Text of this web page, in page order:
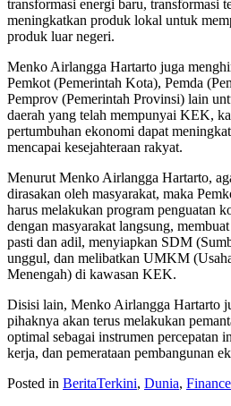
transformasi energi baru, transformasi
meningkatkan produk lokal untuk
produk luar negeri.
Menko Airlangga Hartarto juga
Pemkot (Pemerintah Kota), Pemda
Pemprov (Pemerintah Provinsi) lain
daerah yang telah mempunyai KEK,
pertumbuhan ekonomi dapat
mencapai kesejahteraan rakyat.
Menurut Menko Airlangga Hartarto,
dirasakan oleh masyarakat, maka
harus melakukan program penguatan
dengan masyarakat langsung,
pasti dan adil, menyiapkan SDM
unggul, dan melibatkan UMKM
Menengah) di kawasan KEK.
Disisi lain, Menko Airlangga Hartarto
pihaknya akan terus melakukan
optimal sebagai instrumen percepatan
kerja, dan pemerataan pembangunan
Posted in BeritaTerkini, Dunia, Finance